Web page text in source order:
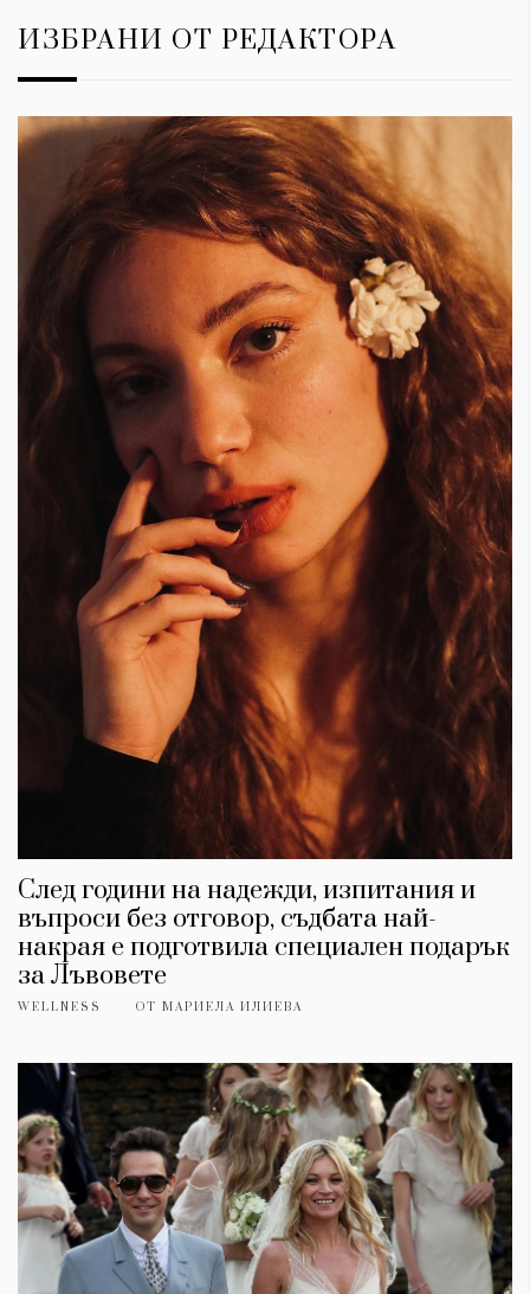
ИЗБРАНИ ОТ РЕДАКТОРА
След години на надежди, изпитания и
въпроси без отговор, съдбата най-
накрая е подготвила специален подарък
за Лъвовете
WELLNESS ОТ МАРИЕЛА ИЛИЕВА
КАТЕГОРИИ
Wine&Dine
Изкуство
Цветно
Wellness
ЗА НАС
Условия за
ползване
За нас
Реклама
Политика за
поверителност
ModerenDom
СЛЕДВАЙТЕ НИ
Facebook Instagram Twitter
Pinterest
YouTube
Spotify Soundcloud
Ако нашият сайт ви харесва, можете да се абонирате за
седмичния ни нюзлетър тук:
© 2026, HighViewArt | Всички права запазени